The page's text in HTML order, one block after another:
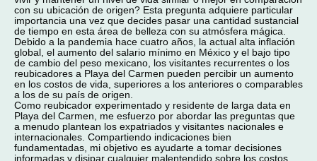
con su ubicación de origen? Esta pregunta adquiere particular
importancia una vez que decides pasar una cantidad sustancial
de tiempo en esta área de belleza con su atmósfera mágica.
Debido a la pandemia hace cuatro años, la actual alta inflación
global, el aumento del salario mínimo en México y el bajo tipo
de cambio del peso mexicano, los visitantes recurrentes o los
reubicadores a Playa del Carmen pueden percibir un aumento
en los costos de vida, superiores a los anteriores o comparables
a los de su país de origen.
Como reubicador experimentado y residente de larga data en
Playa del Carmen, me esfuerzo por abordar las preguntas que
a menudo plantean los expatriados y visitantes nacionales e
internacionales. Compartiendo indicaciones bien
fundamentadas, mi objetivo es ayudarte a tomar decisiones
informadas y disipar cualquier malentendido sobre los costos